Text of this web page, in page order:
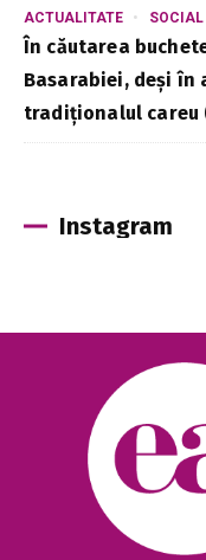
ACTUALITATE SOCIAL
În căutarea
Basarabiei, deși
tradiționalul careu
Instagram